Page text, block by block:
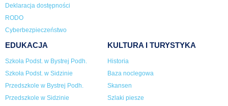
Deklaracja dostępności
RODO
Cyberbezpieczeństwo
EDUKACJA
Szkoła Podst. w Bystrej Podh.
Szkoła Podst. w Sidzinie
Przedszkole w Bystrej Podh.
Przedszkole w Sidzinie
KULTURA I TURYSTYKA
Historia
Baza noclegowa
Skansen
Szlaki piesze